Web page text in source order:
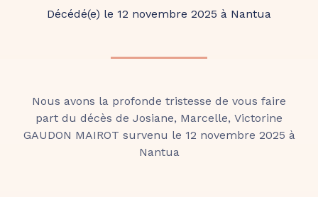
Décédé(e) le 12 novembre 2025 à Nantua
Nous avons la profonde tristesse de vous faire
part du décès de Josiane, Marcelle, Victorine
GAUDON MAIROT survenu le 12 novembre 2025 à
Nantua